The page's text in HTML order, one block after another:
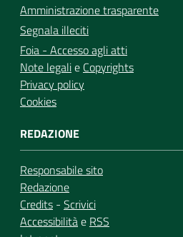
Amministrazione trasparente
Segnala illeciti
Foia - Accesso agli atti
Note legalie Copyrights
Privacy policy
Cookies
REDAZIONE
Responsabile sito
Redazione
Credits - Scrivici
Accessibilitàe RSS